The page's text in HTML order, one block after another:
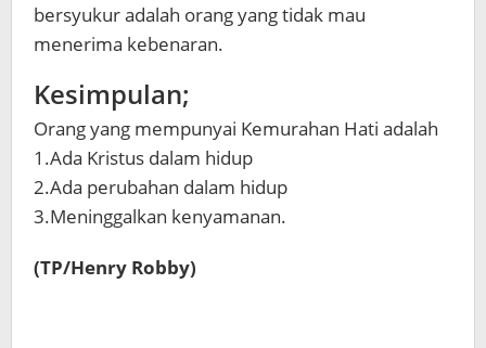
bersyukur adalah orang yang tidak mau
menerima kebenaran.
Kesimpulan;
Orang yang mempunyai Kemurahan Hati adalah
1.Ada Kristus dalam hidup
2.Ada perubahan dalam hidup
3.Meninggalkan kenyamanan.
(TP/Henry Robby)